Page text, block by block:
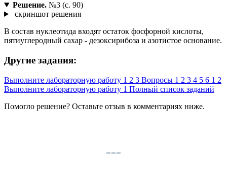
Решение.№3 (с. 90)
скриншот решения
В состав нуклеотида входят остаток фосфорной кислоты,
пятиуглеродный сахар - дезоксирибоза и азотистое основание.
Другие задания:
Выполните лабораторную работу 1 2 3 Вопросы 1 2 3 4 5 6 1 2
Выполните лабораторную работу 1 Полный список заданий
Помогло решение? Оставьте отзыв в комментариях ниже.